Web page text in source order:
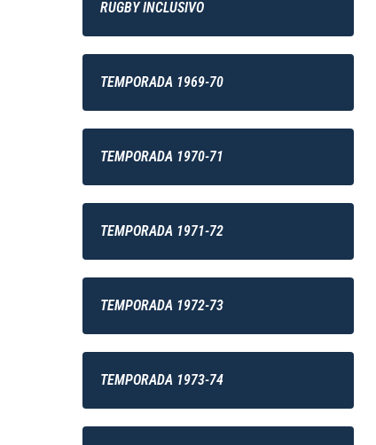
RUGBY INCLUSIVO
TEMPORADA 1969-70
TEMPORADA 1970-71
TEMPORADA 1971-72
TEMPORADA 1972-73
TEMPORADA 1973-74